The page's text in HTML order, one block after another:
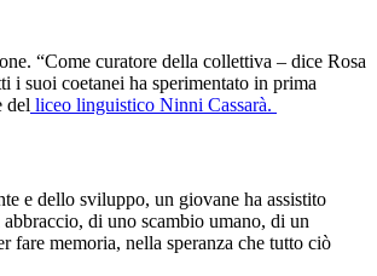
“Come curatore della collettiva – dice Rosa
i suoi coetanei ha sperimentato in prima
del liceo linguistico Ninni Cassarà.
e dello sviluppo, un giovane ha assistito
di uno scambio umano, di un
fare memoria, nella speranza che tutto ciò